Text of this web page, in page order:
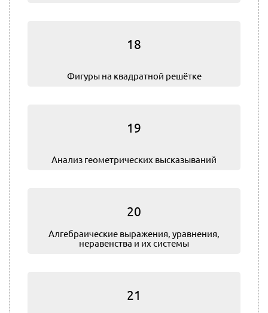
18
Фигуры на квадратной решётке
19
Анализ геометрических высказываний
20
Алгебраические выражения, уравнения,
неравенства и их системы
21